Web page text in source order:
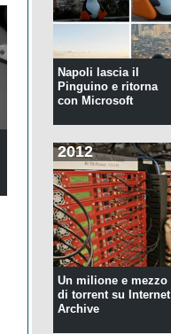
Napoli lascia il
Pinguino e ritorna
con Microsoft
2012
Un milione e mezzo
di torrent su Internet
Archive